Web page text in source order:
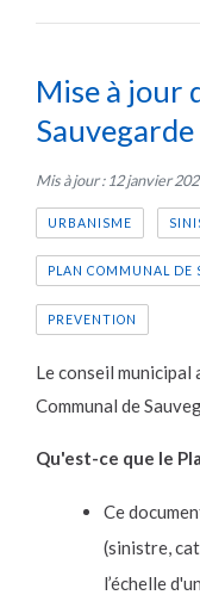
Mise à jour
Sauvegarde
Mis à jour : 12 janvier
URBANISME
PLAN COMMUNAL DE
PREVENTION
Le conseil municipal
Communal de
Qu'est-ce que le
Ce
(sinistre,
l’échelle